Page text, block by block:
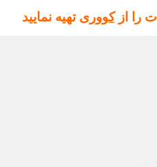
را ازکووری تهیه نمایید